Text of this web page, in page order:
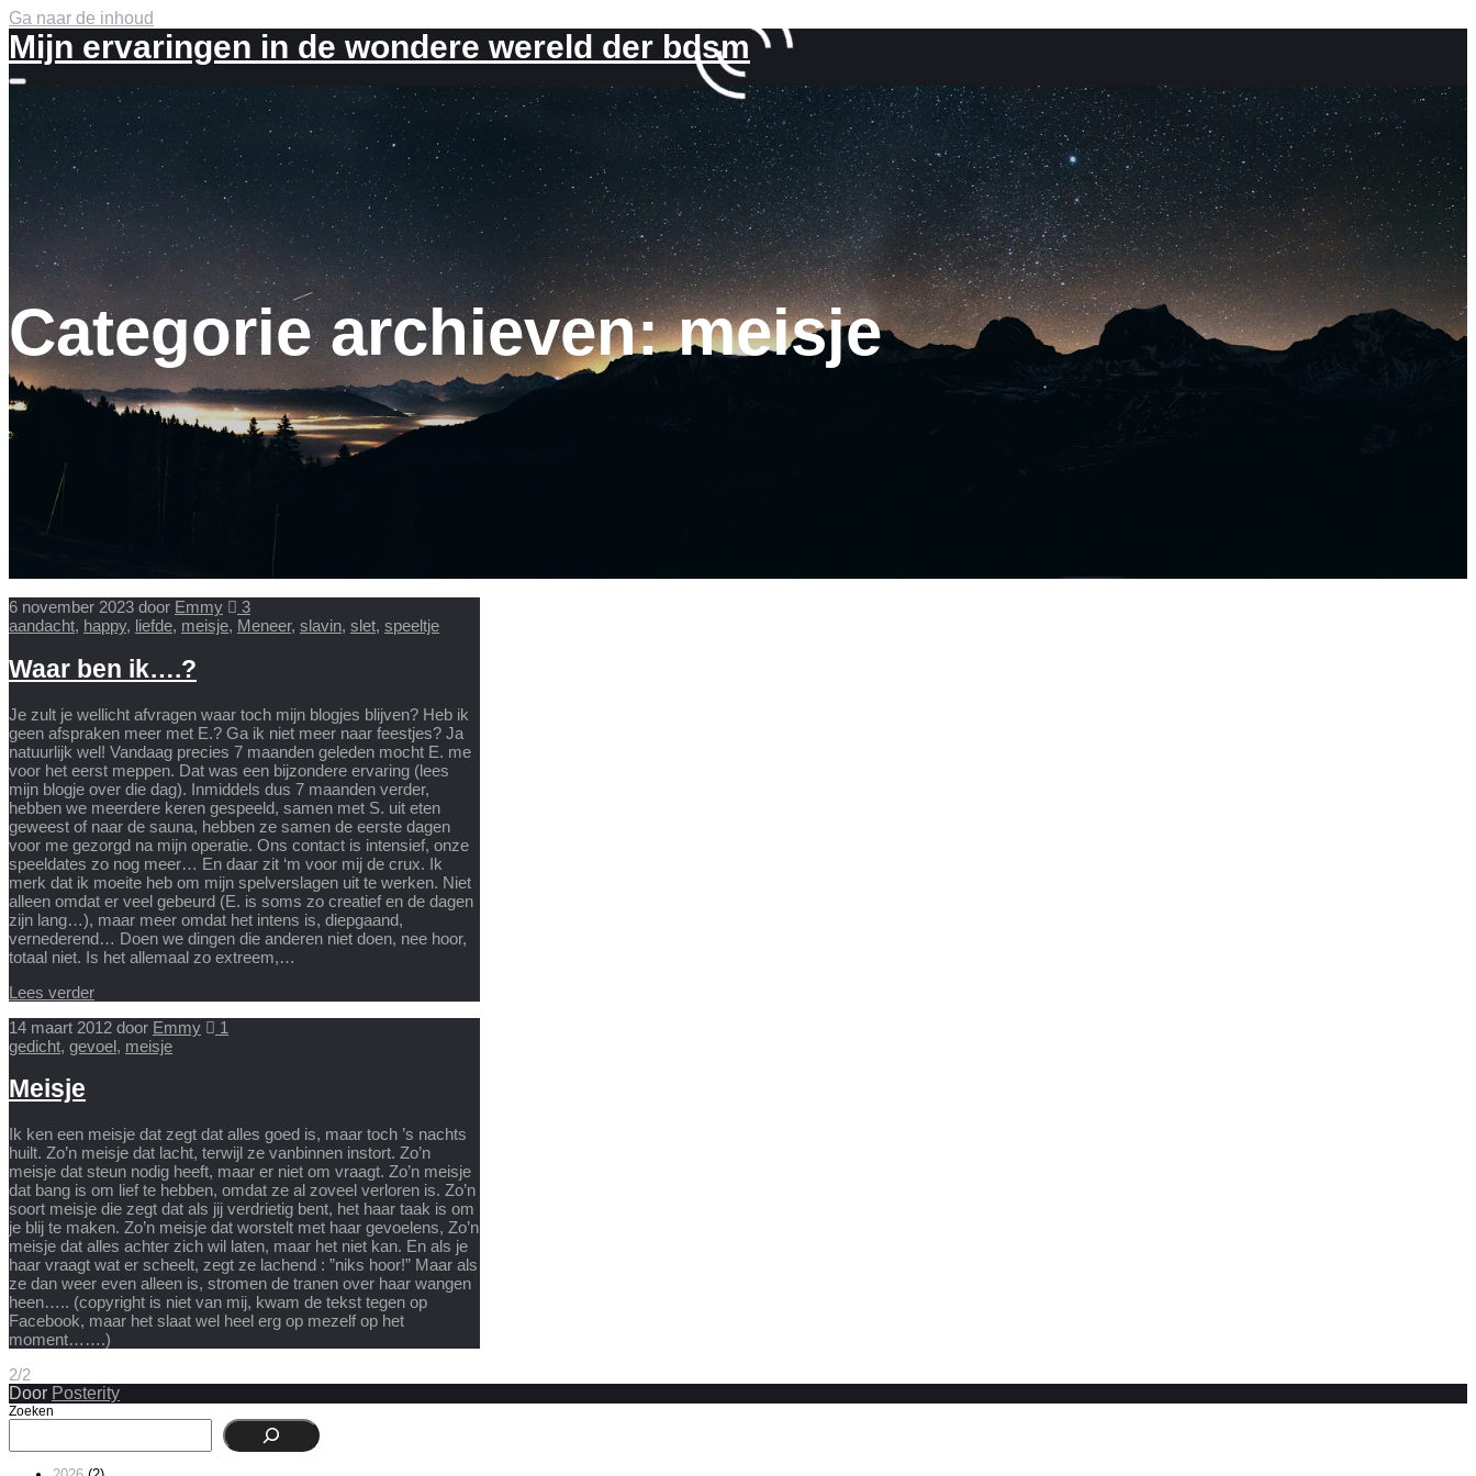
Ga naar de inhoud
Mijn ervaringen in de wondere wereld der bdsm
Meer
info
Categorie archieven:meisje
6 november 2023 door Emmy
3
aandacht, happy, liefde, meisje, Meneer, slavin, slet, speeltje
Waar ben ik….?
Je zult je wellicht afvragen waar toch mijn blogjes blijven? Heb ik
geen afspraken meer met E.? Ga ik niet meer naar feestjes? Ja
natuurlijk wel! Vandaag precies 7 maanden geleden mocht E. me
voor het eerst meppen. Dat was een bijzondere ervaring (lees
mijn blogje over die dag). Inmiddels dus 7 maanden verder,
hebben we meerdere keren gespeeld, samen met S. uit eten
geweest of naar de sauna, hebben ze samen de eerste dagen
voor me gezorgd na mijn operatie. Ons contact is intensief, onze
speeldates zo nog meer… En daar zit ‘m voor mij de crux. Ik
merk dat ik moeite heb om mijn spelverslagen uit te werken. Niet
alleen omdat er veel gebeurd (E. is soms zo creatief en de dagen
zijn lang…), maar meer omdat het intens is, diepgaand,
vernederend… Doen we dingen die anderen niet doen, nee hoor,
totaal niet. Is het allemaal zo extreem,…
Lees verder
14 maart 2012 door Emmy
1
gedicht, gevoel, meisje
Meisje
Ik ken een meisje dat zegt dat alles goed is, maar toch ’s nachts
huilt. Zo’n meisje dat lacht, terwijl ze vanbinnen instort. Zo’n
meisje dat steun nodig heeft, maar er niet om vraagt. Zo’n meisje
dat bang is om lief te hebben, omdat ze al zoveel verloren is. Zo’n
soort meisje die zegt dat als jij verdrietig bent, het haar taak is om
je blij te maken. Zo’n meisje dat worstelt met haar gevoelens, Zo’n
meisje dat alles achter zich wil laten, maar het niet kan. En als je
haar vraagt wat er scheelt, zegt ze lachend : ”niks hoor!” Maar als
ze dan weer even alleen is, stromen de tranen over haar wangen
heen….. (copyright is niet van mij, kwam de tekst tegen op
Facebook, maar het slaat wel heel erg op mezelf op het
moment…….)
2/2
Door Posterity
Zoeken